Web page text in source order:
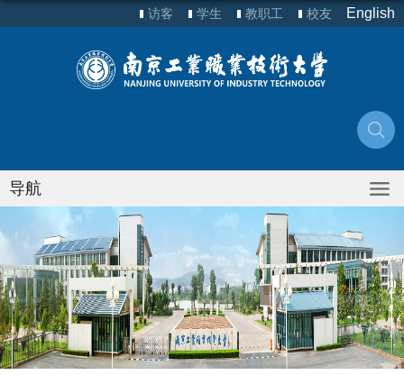
访客 学生 教职工 校友 English
导航